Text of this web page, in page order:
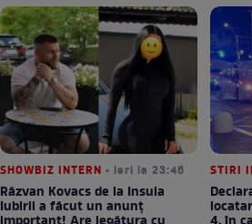
SHOWBIZ INTERN • ieri la 23:46
Răzvan Kovacs de la Insula
Iubirii a făcut un anunț
STIRI